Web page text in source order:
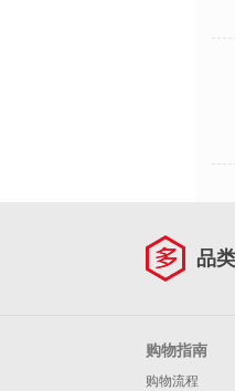
品
购物指南
购物流程